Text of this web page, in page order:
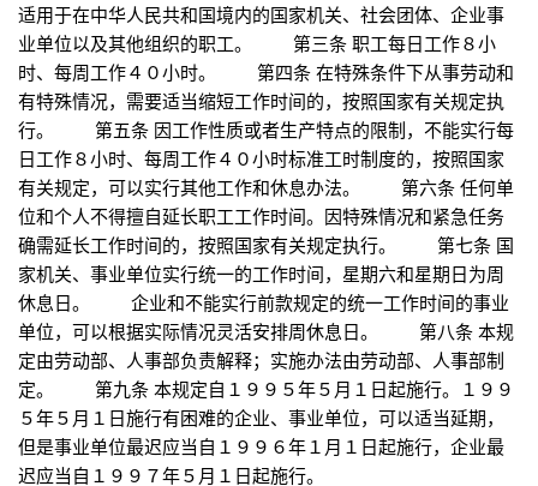
适用于在中华人民共和国境内的国家机关、社会团体、企业事
业单位以及其他组织的职工。 第三条 职工每日工作８小
时、每周工作４０小时。 第四条 在特殊条件下从事劳动和
有特殊情况，需要适当缩短工作时间的，按照国家有关规定执
行。 第五条 因工作性质或者生产特点的限制，不能实行每
日工作８小时、每周工作４０小时标准工时制度的，按照国家
有关规定，可以实行其他工作和休息办法。 第六条 任何单
位和个人不得擅自延长职工工作时间。因特殊情况和紧急任务
确需延长工作时间的，按照国家有关规定执行。 第七条 国
家机关、事业单位实行统一的工作时间，星期六和星期日为周
休息日。 企业和不能实行前款规定的统一工作时间的事业
单位，可以根据实际情况灵活安排周休息日。 第八条 本规
定由劳动部、人事部负责解释；实施办法由劳动部、人事部制
定。 第九条 本规定自１９９５年５月１日起施行。１９９
５年５月１日施行有困难的企业、事业单位，可以适当延期，
但是事业单位最迟应当自１９９６年１月１日起施行，企业最
迟应当自１９９７年５月１日起施行。